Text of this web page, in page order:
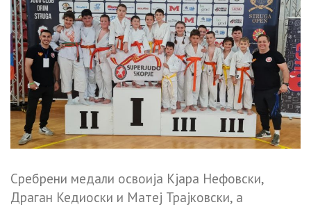
Сребрени медали освоија Кјара Нефовски,
Драган Кедиоски и Матеј Трајковски, а